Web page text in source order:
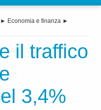
► Economia e finanza ►
il traffico
3,4%